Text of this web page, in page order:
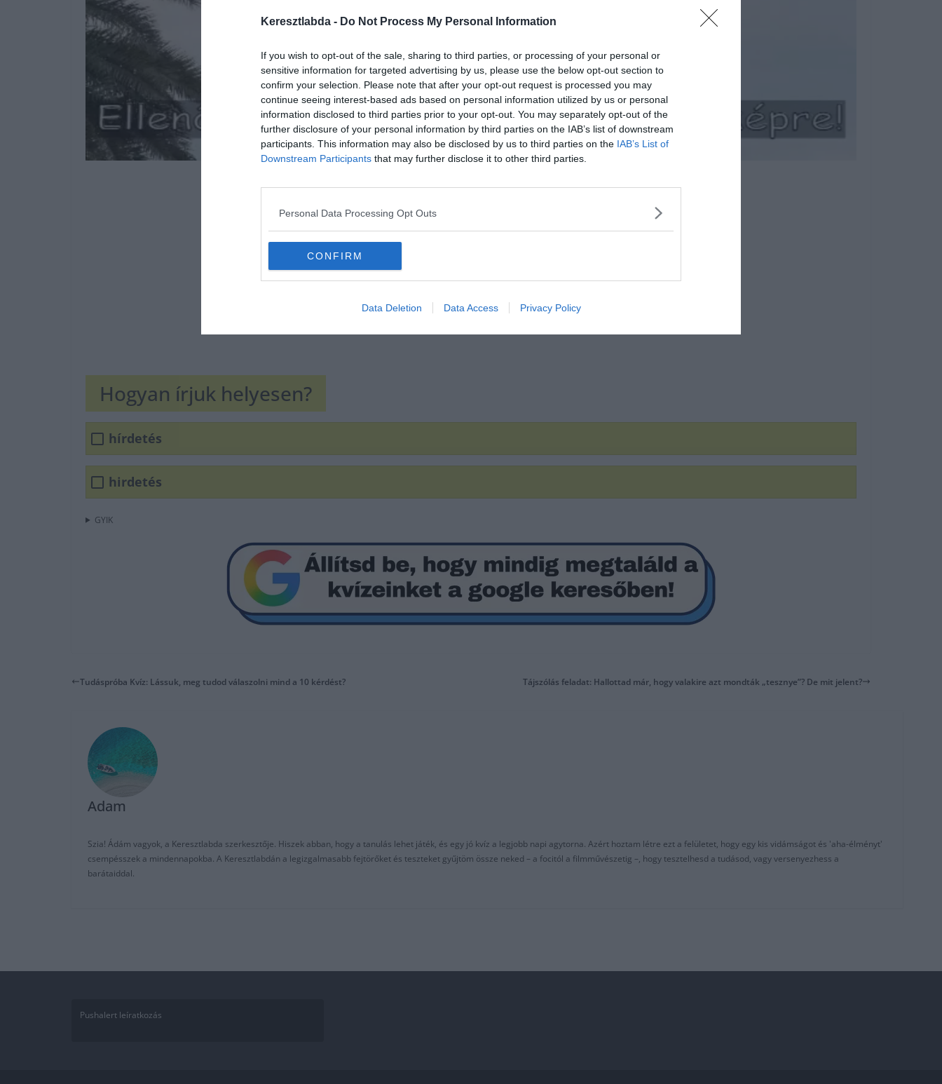
Keresztlabda - Do Not Process My Personal Information
If you wish to opt-out of the sale, sharing to third parties, or processing of your personal or
sensitive information for targeted advertising by us, please use the below opt-out section to
confirm your selection. Please note that after your opt-out request is processed you may
continue seeing interest-based ads based on personal information utilized by us or personal
information disclosed to third parties prior to your opt-out. You may separately opt-out of the
further disclosure of your personal information by third parties on the IAB’s list of downstream
participants. This information may also be disclosed by us to third parties on the IAB’s List of
Downstream Participants that may further disclose it to other third parties.
Personal Data Processing Opt Outs
CONFIRM
Data Deletion Data Access Privacy Policy
Hogyan írjuk helyesen?
hírdetés
hirdetés
GYIK
Tudáspróba Kvíz: Lássuk, meg tudod válaszolni mind a 10 kérdést? Tájszólás feladat: Hallottad már, hogy valakire azt mondták „tesznye”? De mit jelent?
Adam
Szia! Ádám vagyok, a Keresztlabda szerkesztője. Hiszek abban, hogy a tanulás lehet játék, és egy jó kvíz a legjobb napi agytorna. Azért hoztam létre ezt a felületet, hogy egy kis vidámságot és 'aha-élményt'
csempésszek a mindennapokba. A Keresztlabdán a legizgalmasabb fejtörőket és teszteket gyűjtöm össze neked – a focitól a filmművészetig –, hogy tesztelhesd a tudásod, vagy versenyezhess a
barátaiddal.
Pushalert leíratkozás